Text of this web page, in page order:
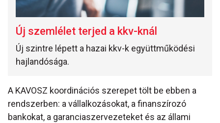
Új szemlélet terjed a kkv-knál
Új szintre lépett a hazai kkv-k együttműködési
hajlandósága.
A KAVOSZ koordinációs szerepet tölt be ebben a
rendszerben: a vállalkozásokat, a finanszírozó
bankokat, a garanciaszervezeteket és az állami